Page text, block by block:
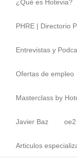
¿Qué es Hotevia?
PHRE | Directorio
Entrevistas y
Ofertas de empleo
Masterclass by
Javier Baz
Articulos